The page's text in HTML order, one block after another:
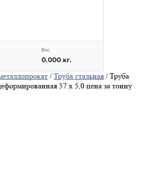
/Труба стальная / Труба
57 х 5,0 цена за тонну